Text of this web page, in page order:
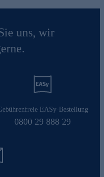
uns, wir
EASy-Bestellung
0800 29 888 29